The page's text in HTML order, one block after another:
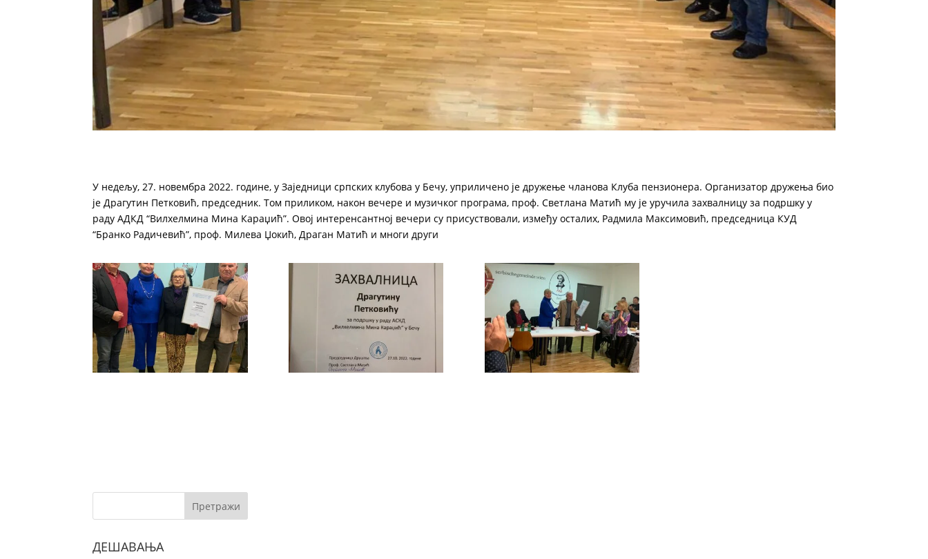
У недељу, 27. новембра 2022. године, у Заједници српских клубова у Бечу, уприличено је дружење чланова Клуба пензионера. Организатор дружења био
је Драгутин Петковић, председник. Том приликом, након вечере и музичког програма, проф. Светлана Матић му је уручила захвалницу за подршку у
раду АДКД “Вилхелмина Мина Караџић”. Овој интеренсантној вечери су присуствовали, између осталих, Радмила Максимовић, председница КУД
“Бранко Радичевић”, проф. Милева Џокић, Драган Матић и многи други
ДЕШАВАЊА